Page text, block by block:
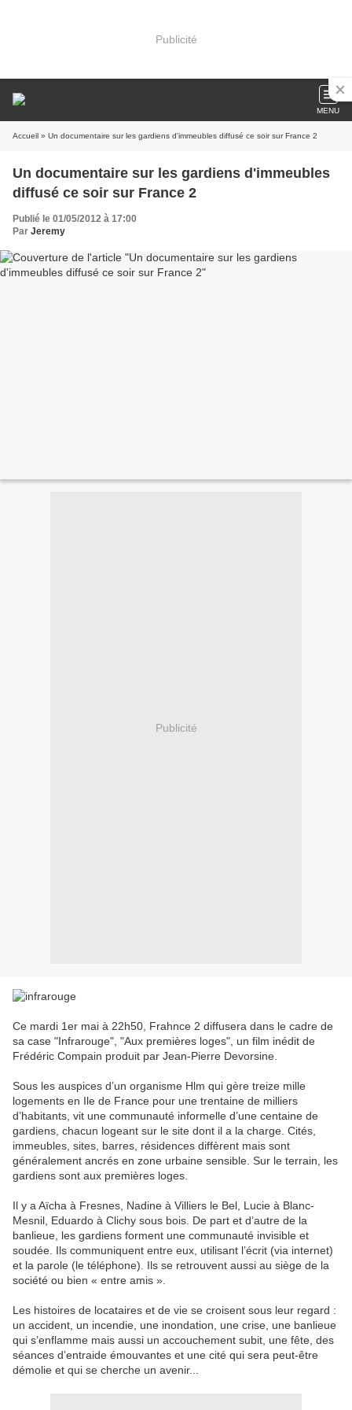
Publicité
MENU
Accueil » Un documentaire sur les gardiens d'immeubles diffusé ce soir sur France 2
Un documentaire sur les gardiens d'immeubles
diffusé ce soir sur France 2
Publié le 01/05/2012 à 17:00
Par Jeremy
Publicité
Ce mardi 1er mai à 22h50, Frahnce 2 diffusera dans le cadre de
sa case "Infrarouge", "Aux premières loges", un film inédit de
Frédéric Compain produit par Jean-Pierre Devorsine.
Sous les auspices d’un organisme Hlm qui gère treize mille
logements en Ile de France pour une trentaine de milliers
d’habitants, vit une communauté informelle d’une centaine de
gardiens, chacun logeant sur le site dont il a la charge. Cités,
immeubles, sites, barres, résidences diffèrent mais sont
généralement ancrés en zone urbaine sensible. Sur le terrain, les
gardiens sont aux premières loges.
Il y a Aïcha à Fresnes, Nadine à Villiers le Bel, Lucie à Blanc-
Mesnil, Eduardo à Clichy sous bois. De part et d’autre de la
banlieue, les gardiens forment une communauté invisible et
soudée. Ils communiquent entre eux, utilisant l’écrit (via internet)
et la parole (le téléphone). Ils se retrouvent aussi au siège de la
société ou bien « entre amis ».
Les histoires de locataires et de vie se croisent sous leur regard :
un accident, un incendie, une inondation, une crise, une banlieue
qui s’enflamme mais aussi un accouchement subit, une fête, des
séances d’entraide émouvantes et une cité qui sera peut-être
démolie et qui se cherche un avenir...